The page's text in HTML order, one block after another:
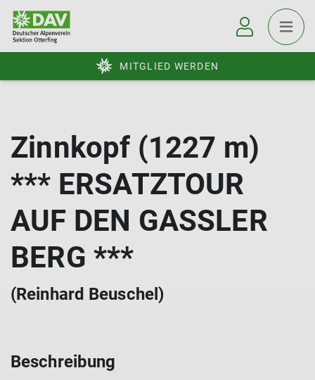
MITGLIED WERDEN
Zinnkopf (1227 m)
*** ERSATZTOUR
AUF DEN GASSLER
BERG ***
(Reinhard Beuschel)
Beschreibung